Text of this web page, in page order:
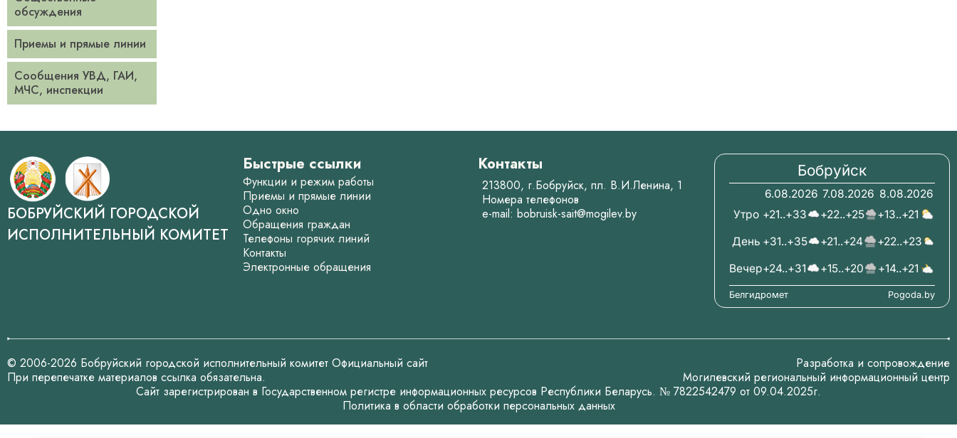
обсуждения
Приемы и прямые линии
Сообщения УВД, ГАИ,
МЧС, инспекции
БОБРУЙСКИЙ ГОРОДСКОЙ
ИСПОЛНИТЕЛЬНЫЙ КОМИТЕТ
Быстрые ссылки
Функции и режим работы
Приемы и прямые линии
Одно окно
Обращения граждан
Телефоны горячих линий
Контакты
Электронные обращения
Контакты
213800, г.Бобруйск, пл. В.И.Ленина, 1
Номера телефонов
e-mail: bobruisk-sait@mogilev.by
Бобруйск
6.08.2026
+21..+33
+31..+35
+24..+31
7.08.2026
+22..+25
+21..+24
+15..+20
8.08.2026
+13..+21
+22..+23
+14..+21
Вечер
День
Утро
Pogoda.by
Белгидромет
© 2006-2026 Бобруйский городской исполнительный комитет Официальный сайт
При перепечатке материалов ссылка обязательна.
Разработка и сопровождение
Могилевский региональный информационный центр
Сайт зарегистрирован в Государственном регистре информационных ресурсов Республики Беларусь. № 7822542479 от 09.04.2025г.
Политика в области обработки персональных данных